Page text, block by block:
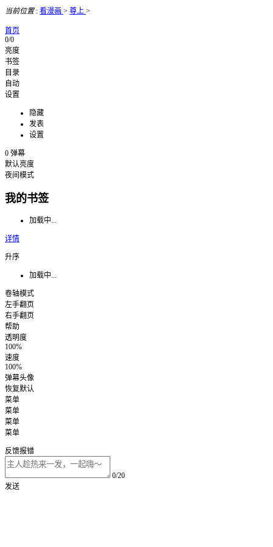
当前位置: 看漫画 > 尊上 >
首页
0/0
亮度
书签
目录
自动
设置
隐藏
发表
设置
0 弹幕
默认亮度
夜间模式
我的书签
加载中...
详情
升序
加载中...
卷轴模式
左手翻页
右手翻页
帮助
透明度
100%
速度
100%
弹幕头像
恢复默认
菜单
菜单
菜单
菜单
反馈报错
0/20
发送